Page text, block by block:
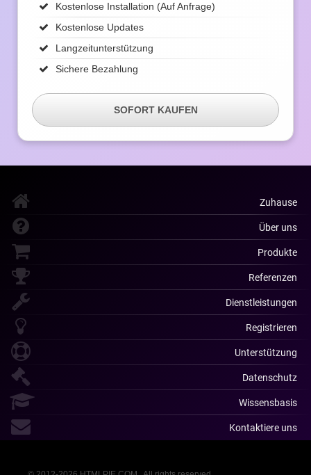
Kostenlose Installation (auf Anfrage)
Kostenlose Updates
Langzeitunterstützung
Sichere Bezahlung
SOFORT KAUFEN
Zuhause
Über uns
Produkte
Referenzen
Dienstleistungen
Registrieren
Unterstützung
Datenschutz
Wissensbasis
Kontaktiere uns